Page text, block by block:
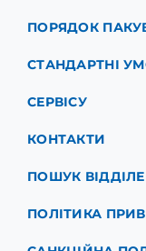
ПОРЯДОК
СТАНДАРТНІ
СЕРВІСУ
КОНТАКТИ
ПОШУК
ПОЛІТИКА